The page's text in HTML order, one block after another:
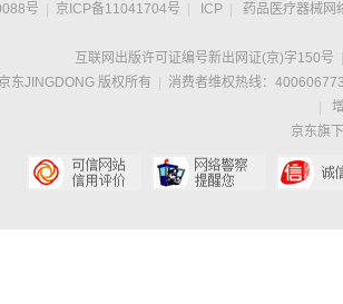
号 京ICP备11041704号 ICP 药品医疗器械网
互联网出版许可证编号新出网证(京)字150号
京东JINGDONG 版权所有
消费者维权热线：
京东旗